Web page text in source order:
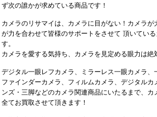
ず次の誰かが求めている商品です！
カメラのリサマイは、カメラに目がない！カメラが
が力を合わせて皆様のサポートをさせて 頂いてい
す。
カメラを愛する気持ち、カメラを見定める眼力は絶
デジタル一眼レフカメラ、ミラーレス一眼カメラ、
ファインダーカメラ、フィルムカメラ、デジタルカ
ンズ・三脚などのカメラ関連商品にいたるまで、カ
全てお買取させて頂きます！